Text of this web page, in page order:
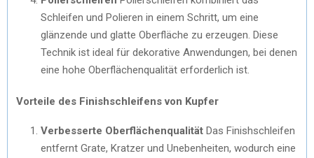
Schleifen und Polieren in einem Schritt, um eine
glänzende und glatte Oberfläche zu erzeugen. Diese
Technik ist ideal für dekorative Anwendungen, bei denen
eine hohe Oberflächenqualität erforderlich ist.
Vorteile des Finishschleifens von Kupfer
Verbesserte Oberflächenqualität Das Finishschleifen
entfernt Grate, Kratzer und Unebenheiten, wodurch eine